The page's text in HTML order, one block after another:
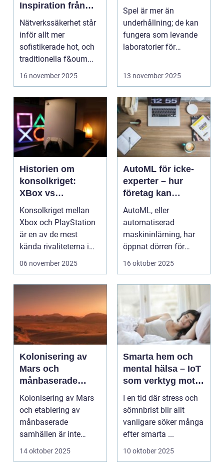
Inspiration från
biologiska system
för att stärka
nätverkssäkerhet
Nätverkssäkerhet står
inför allt mer
sofistikerade hot, och
traditionella f&oum...
16 november 2025
Spel är mer än
underhållning; de kan
fungera som levande
laboratorier för
13 november 2025
Historien om
konsolkriget:
XBox vs
PlayStation
Konsolkriget mellan
Xbox och PlayStation
är en av de mest
kända rivaliteterna i
spelvä...
06 november 2025
AutoML för icke-
experter – hur
företag kan
använda
självlärande
modeller
AutoML, eller
automatiserad
maskininlärning, har
öppnat dörren för
företag ...
16 oktober 2025
Kolonisering av
Mars och
månbaserade
samhällen –
tekniken som gör
det möjligt
Kolonisering av Mars
och etablering av
månbaserade
samhällen är inte
längre enb...
14 oktober 2025
Smarta hem och
mental hälsa – IoT
som verktyg mot
stress och dålig
sömn
I en tid där stress och
sömnbrist blir allt
vanligare söker många
efter smarta ...
10 oktober 2025